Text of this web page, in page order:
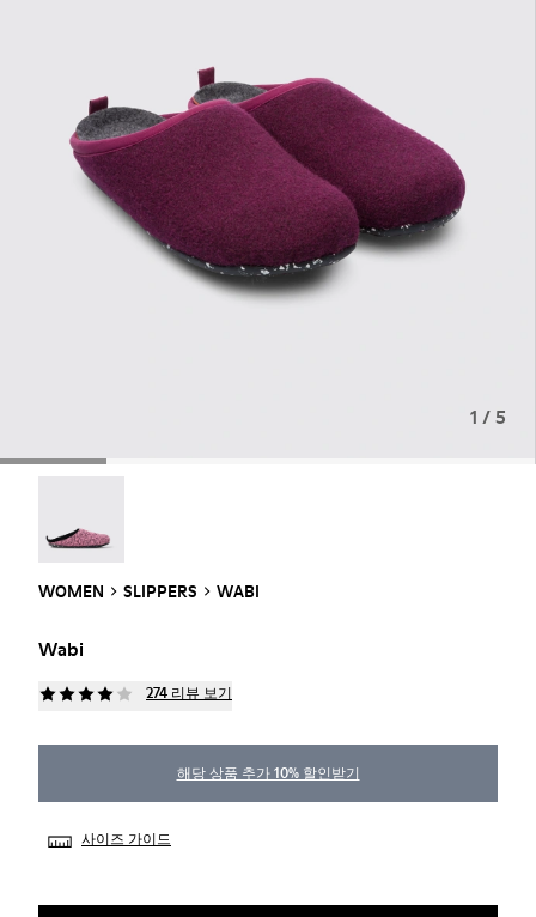
1 / 5
WOMEN SLIPPERS WABI
Wabi
274 리뷰 보기
해당 상품 추가 10% 할인받기
사이즈 가이드